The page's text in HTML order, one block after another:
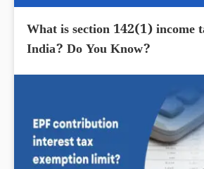
What is section 142(1) income
India? Do You Know?